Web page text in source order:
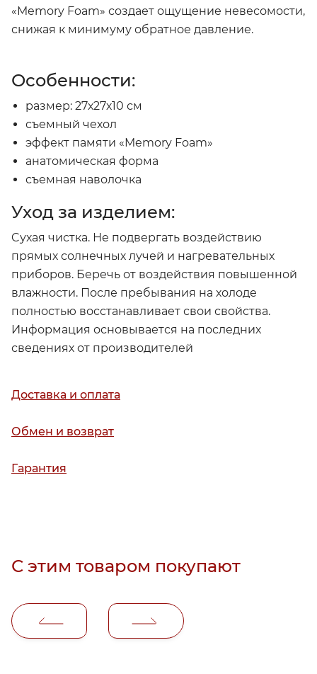
«Memory Foam» создает ощущение невесомости,
снижая к минимуму обратное давление.
Особенности:
размер: 27х27х10 см
съемный чехол
эффект памяти «Memory Foam»
анатомическая форма
съемная наволочка
Уход за изделием:
Cухая чистка. Не подвергать воздействию
прямых солнечных лучей и нагревательных
приборов. Беречь от воздействия повышенной
влажности. После пребывания на холоде
полностью восстанавливает свои свойства.
Информация основывается на последних
сведениях от производителей
Доставка и оплата
Обмен и возврат
Гарантия
С этим товаром покупают